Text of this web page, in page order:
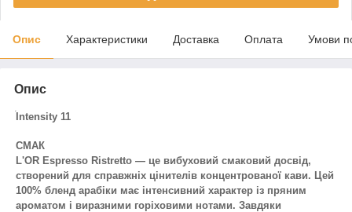
Опис Характеристики Доставка Оплата Умови
Опис
Intensity 11
СМАК
L'OR Espresso Ristretto — це вибуховий смаковий досвід,
створений для справжніх цінителів концентрованої кави. Цей
100% бленд арабіки має інтенсивний характер із пряним
ароматом і виразними горіховими нотами. Завдяки